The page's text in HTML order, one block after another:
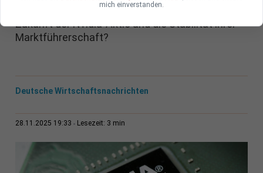
Welche Folgen hat diese Entwicklung für die
Zukunft der Nvidia-Aktie und die Stabilität ihrer
Marktführerschaft?
Deutsche Wirtschaftsnachrichten
28.11.2025 19:33 Lesezeit: 3 min
mich einverstanden.